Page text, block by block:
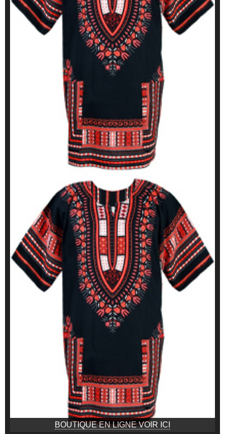
BOUTIQUE EN LIGNE VOIR ICI